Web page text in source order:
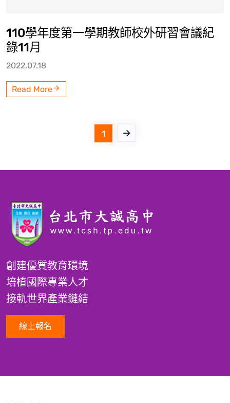
110學年度第一學期教師校外研習會議紀
錄11月
2022.07.18
Read More
1
創建優質教育環境
培植國際專業人才
接軌世界產業鏈結
線上報名